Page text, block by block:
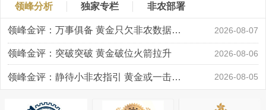
领峰分析 独家专栏 非农部署
领峰金评：万事俱备 黄金只欠非农数据“东风” 2026-08-07
领峰金评：突破突破 黄金破位火箭拉升 2026-08-06
领峰金评：静待小非农指引 黄金或一击破局 2026-08-05